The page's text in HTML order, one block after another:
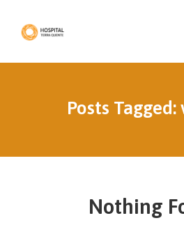
Posts
Nothing